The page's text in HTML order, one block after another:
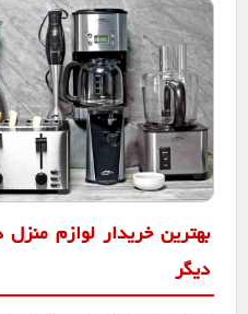
بهترین خریدار لوازم
دیگر